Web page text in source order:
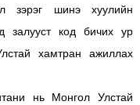
зэрэг шинэ хуулийн
залууст код бичих ур
хамтран ажиллах
нь Монгол Улстай